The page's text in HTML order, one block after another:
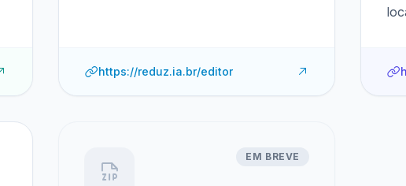
https://reduz.ia.br/editor
EM BREVE